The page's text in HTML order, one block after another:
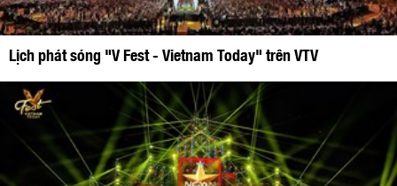
Lịch phát sóng "V Fest - Vietnam Today" trên VTV